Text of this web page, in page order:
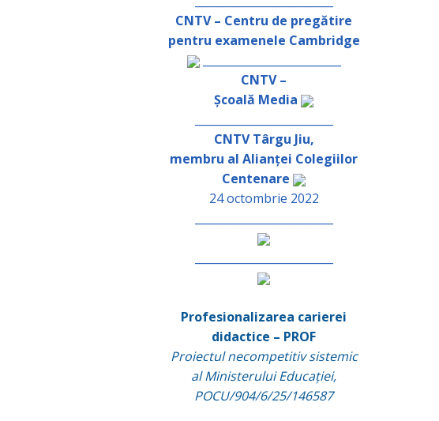
CNTV – Centru de pregătire
pentru examenele Cambridge
_________________________
CNTV –
Școală Media
CNTV Târgu Jiu,
membru al Alianței Colegiilor
Centenare
24 octombrie 2022
Profesionalizarea carierei
didactice – PROF
Proiectul necompetitiv sistemic
al Ministerului Educației,
POCU/904/6/25/146587